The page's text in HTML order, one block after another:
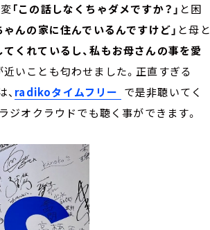
「この話しなくちゃダメですか？」 と困
ゃんの家に住んでいるんですけど」 と母と
くれているし、私もお母さんの事を愛
近いことも匂わせました。正直すぎる
radikoタイムフリー で是非聴いてく
ジオクラウドでも聴く事ができます。